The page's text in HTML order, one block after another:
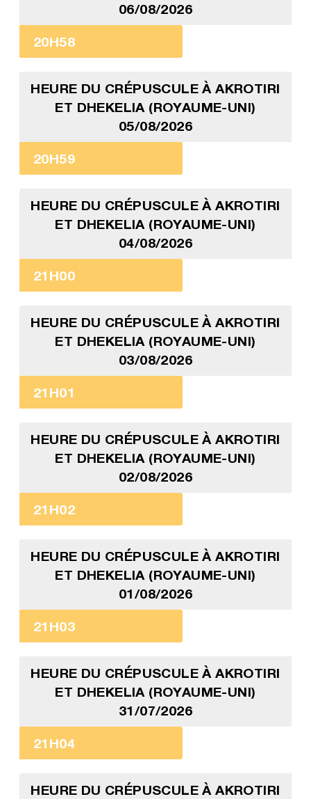
06/08/2026
20H58
HEURE DU CRÉPUSCULE À AKROTIRI
ET DHEKELIA (ROYAUME-UNI)
05/08/2026
20H59
HEURE DU CRÉPUSCULE À AKROTIRI
ET DHEKELIA (ROYAUME-UNI)
04/08/2026
21H00
HEURE DU CRÉPUSCULE À AKROTIRI
ET DHEKELIA (ROYAUME-UNI)
03/08/2026
21H01
HEURE DU CRÉPUSCULE À AKROTIRI
ET DHEKELIA (ROYAUME-UNI)
02/08/2026
21H02
HEURE DU CRÉPUSCULE À AKROTIRI
ET DHEKELIA (ROYAUME-UNI)
01/08/2026
21H03
HEURE DU CRÉPUSCULE À AKROTIRI
ET DHEKELIA (ROYAUME-UNI)
31/07/2026
21H04
HEURE DU CRÉPUSCULE À AKROTIRI